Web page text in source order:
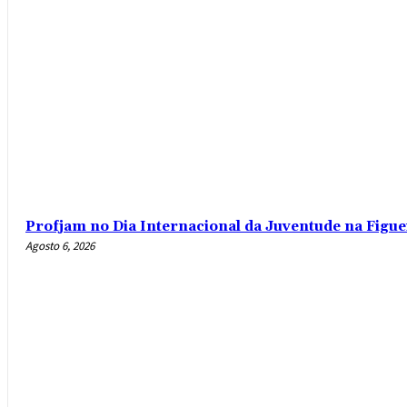
Profjam no Dia Internacional da Juventude na
Agosto 6, 2026